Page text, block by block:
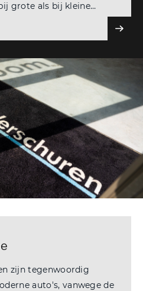
grote als bij kleine
zijn tegenwoordig
auto's, vanwege de